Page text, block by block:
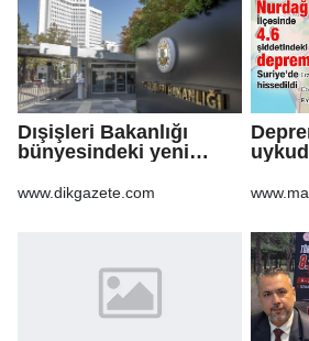
Dışişleri Bakanlığı
bünyesindeki yeni
Gazete'de
www.dikgazete.com